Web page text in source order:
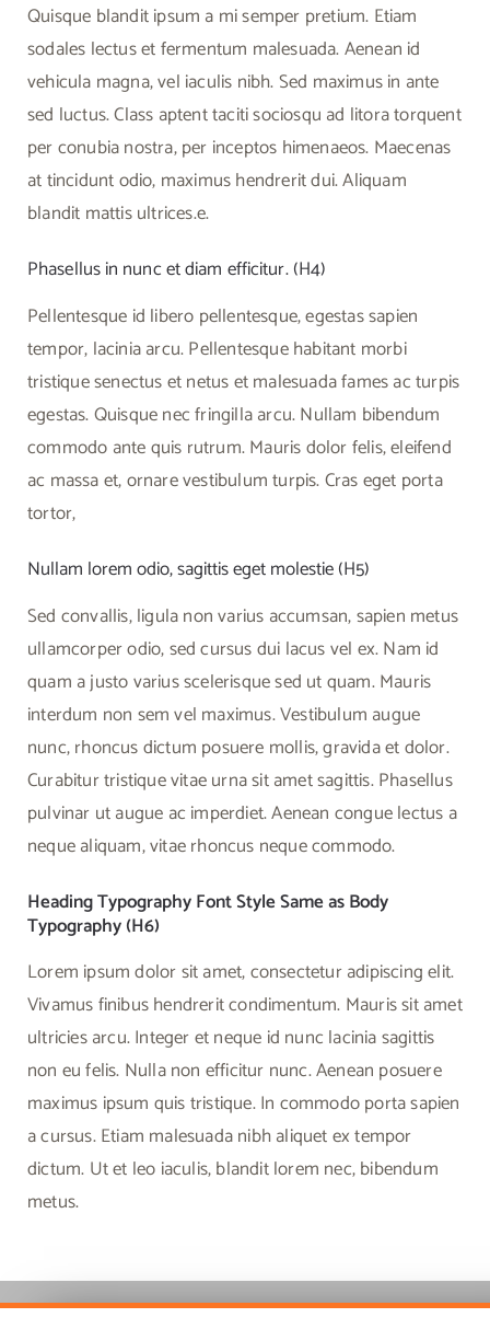
Quisque blandit ipsum a mi semper pretium. Etiam
sodales lectus et fermentum malesuada. Aenean id
vehicula magna, vel iaculis nibh. Sed maximus in ante
sed luctus. Class aptent taciti sociosqu ad litora torquent
per conubia nostra, per inceptos himenaeos. Maecenas
at tincidunt odio, maximus hendrerit dui. Aliquam
blandit mattis ultrices.e.
Phasellus in nunc et diam efficitur. (H4)
Pellentesque id libero pellentesque, egestas sapien
tempor, lacinia arcu. Pellentesque habitant morbi
tristique senectus et netus et malesuada fames ac turpis
egestas. Quisque nec fringilla arcu. Nullam bibendum
commodo ante quis rutrum. Mauris dolor felis, eleifend
ac massa et, ornare vestibulum turpis. Cras eget porta
tortor,
Nullam lorem odio, sagittis eget molestie (H5)
Sed convallis, ligula non varius accumsan, sapien metus
ullamcorper odio, sed cursus dui lacus vel ex. Nam id
quam a justo varius scelerisque sed ut quam. Mauris
interdum non sem vel maximus. Vestibulum augue
nunc, rhoncus dictum posuere mollis, gravida et dolor.
Curabitur tristique vitae urna sit amet sagittis. Phasellus
pulvinar ut augue ac imperdiet. Aenean congue lectus a
neque aliquam, vitae rhoncus neque commodo.
Heading Typography Font Style Same as Body
Typography (H6)
Lorem ipsum dolor sit amet, consectetur adipiscing elit.
Vivamus finibus hendrerit condimentum. Mauris sit amet
ultricies arcu. Integer et neque id nunc lacinia sagittis
non eu felis. Nulla non efficitur nunc. Aenean posuere
maximus ipsum quis tristique. In commodo porta sapien
a cursus. Etiam malesuada nibh aliquet ex tempor
dictum. Ut et leo iaculis, blandit lorem nec, bibendum
metus.